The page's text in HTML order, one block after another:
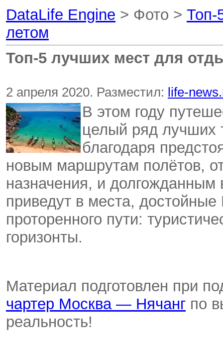
DataLife Engine > Фото > Топ-
летом
Топ-5 лучших мест для
2 апреля 2020. Разместил: life-
В этом году
целый ряд лучших
благодаря
новым маршрутам полётов,
назначения, и
приведут в места,
проторенного пути:
горизонты.
Материал подготовлен при
чартер Москва — Нячанг по
реальность!